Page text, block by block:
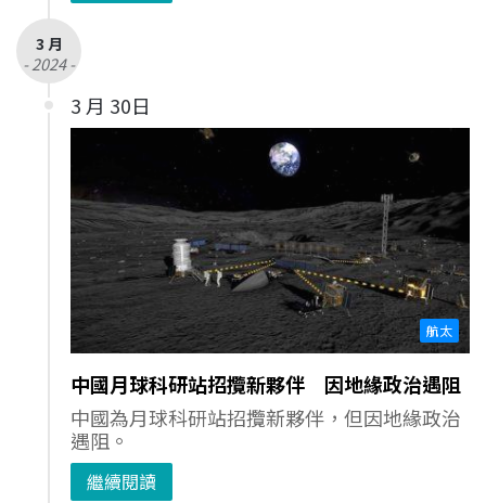
3 月
- 2024 -
3 月 30日
航太
中國月球科研站招攬新夥伴 因地緣政治遇阻
中國為月球科研站招攬新夥伴，但因地緣政治
遇阻。
繼續閱讀